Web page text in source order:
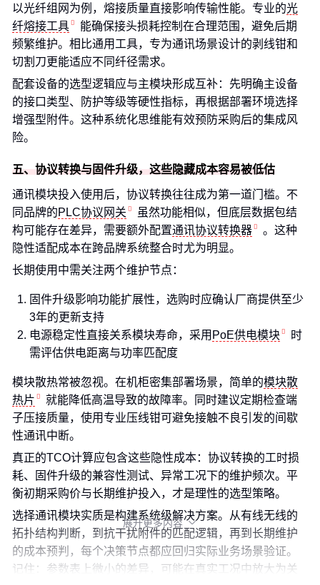
以光纤组网为例，熔接质量直接影响传输性能。专业的光
纤熔接工具
能确保接头损耗控制在合理范围，避免后期
频繁维护。相比通用工具，专为通讯场景设计的剥线钳和
切割刀更能适应不同纤径需求。
配套设备的选型逻辑应与主模块形成互补：先明确主设备
的接口类型、防护等级等硬性指标，再根据部署环境选择
增强型附件。这种系统化思维能有效预防采购后的集成风
险。
五、协议转换与固件升级，这些隐藏成本容易被低估
通讯模块投入使用后，协议转换往往成为第一道门槛。不
同品牌的PLC协议网关
虽然功能相似，但底层数据包结
构可能存在差异，需要额外配置通讯协议转换器
。这种
隐性适配成本在跨品牌系统整合时尤为明显。
长期使用中需关注两个维护节点：
固件升级影响功能扩展性，选购时应确认厂商提供至少
3年的更新支持
电源稳定性直接关系模块寿命，采用 PoE供电模块
时
需评估供电距离与功率匹配度
模块散热常被忽视。在机柜密集部署场景，简单的模块散
热片
就能降低高温导致的故障率。同时建议定期检查端
子压接质量，使用专业压线钳可避免接触不良引发的间歇
性通讯中断。
真正的TCO计算应包含这些隐性成本：协议转换的工时损
耗、固件升级的兼容性测试、异常工况下的维护频次。平
衡初期采购价与长期维护投入，才是理性的选型策略。
选择通讯模块实质是构建系统级解决方案。从有线无线的
拓扑结构判断，到抗干扰附件的匹配逻辑，再到长期维护
的成本预判，每个决策节点都应回归实际业务场景验证。
记住：参数表上微小的差异，可能在真实工况中放大为关
展开更多内容 